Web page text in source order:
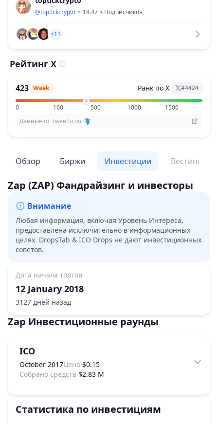
@toptickcrypto 18.47 K Подписчиков
+11
Рейтинг X
423 Weak Ранк по X #4424
0 100 500 1000
1500
Данные от TweetScout
Обзор Биржи Инвестиции Вестинг
Zap (ZAP) Фандрайзинг и инвесторы
Внимание
Любая информация, включая Уровень Интереса,
предоставлена исключительно в информационных
целях. DropsTab & ICO Drops не дают инвестиционных
советов.
Дата начала торгов
12 January 2018
3127 дней назад
Zap Инвестиционные раунды
ICO
October 2017Цена $0.15
Собрано средств $2.83 M
Статистика по инвестициям